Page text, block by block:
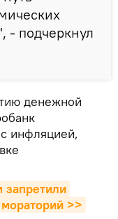
- подчеркнул
денежной
инфляцией,
запретили
>>